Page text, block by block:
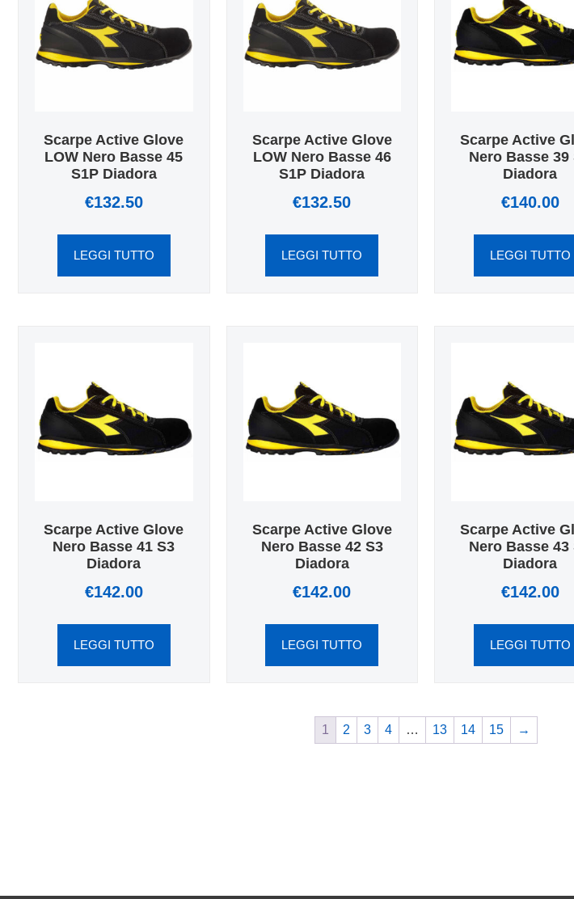
Scarpe Active Glove
LOW Nero Basse 45
S1P Diadora
€132.50
LEGGI TUTTO
Scarpe Active Glove
LOW Nero Basse 46
S1P Diadora
€132.50
LEGGI TUTTO
Scarpe Active
Nero Basse 39
Diadora
€140.00
LEGGI TUTTO
Scarpe Active Glove
Nero Basse 41 S3
Diadora
€142.00
LEGGI TUTTO
Scarpe Active Glove
Nero Basse 42 S3
Diadora
€142.00
LEGGI TUTTO
Scarpe Active
Nero Basse 43
Diadora
€142.00
LEGGI TUTTO
1 2 3 4 … 13 14 15 →